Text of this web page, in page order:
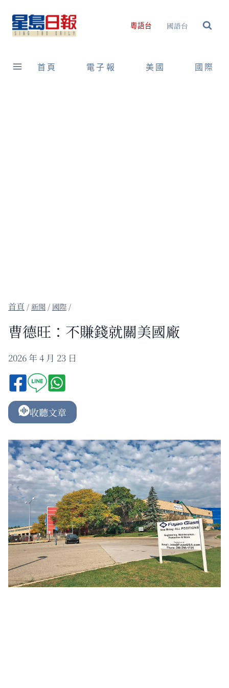
content
粵語台 國語台
首頁 電子報 美國 國際
/新聞 / 國際 /
曹德旺：不賺錢就關美國廠
2026 年 4 月 23 日
收聽文章